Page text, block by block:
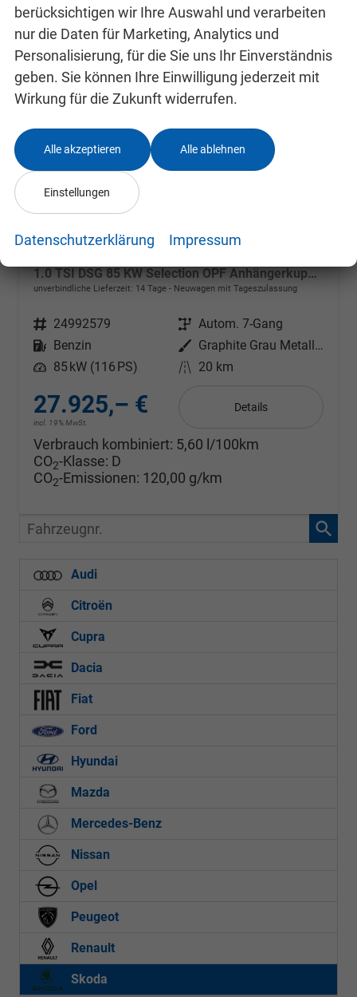
1.0 TSI DSG 85 KW Selection OPF Anhängerkupplung + Winter Paket Plus
unverbindliche Lieferzeit: 14 Tage Neuwagen mit Tageszulassung
Fahrzeugnr. 24992579 Getriebe Autom. 7-Gang
Kraftstoff
Benzin Außenfarbe
Graphite Grau Metallic
Leistung 85 kW (116 PS) Kilometerstand 20 km
27.925,– €
incl. 19% MwSt.
Details
Verbrauch kombiniert: 5,60 l/100km
CO2-Klasse: D
CO2-Emissionen: 120,00 g/km
Fahrzeugnr.
Audi
Citroën
Cupra
Dacia
Fiat
Ford
Hyundai
Mazda
Mercedes-Benz
Nissan
Opel
Peugeot
Renault
Skoda
berücksichtigen wir Ihre Auswahl und verarbeiten
nur die Daten für Marketing, Analytics und
Personalisierung, für die Sie uns Ihr Einverständnis
geben. Sie können Ihre Einwilligung jederzeit mit
Wirkung für die Zukunft widerrufen.
Alle akzeptieren Alle ablehnen
Einstellungen
Datenschutzerklärung Impressum